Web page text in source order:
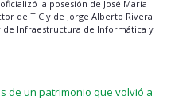
la posesión de José María
de TIC y de Jorge Alberto Rivera
de Infraestructura de Informática y
de un patrimonio que volvió a